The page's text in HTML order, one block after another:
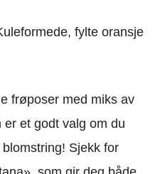
fylte oransje
frøposer med miks av
et godt valg om du
Sjekk for